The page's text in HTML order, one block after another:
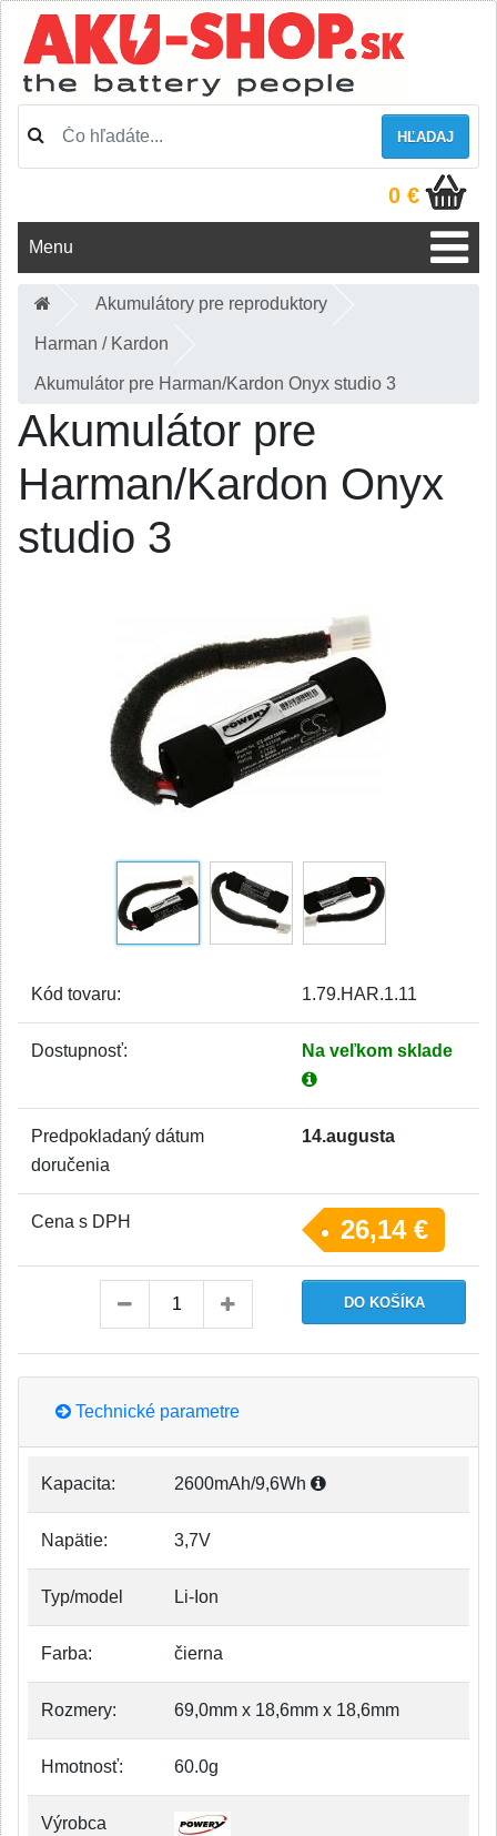
HĽADAJ
0 €
Menu
Akumulátory pre reproduktory
Harman / Kardon
Akumulátor pre Harman/Kardon Onyx studio 3
Akumulátor pre
Harman/Kardon Onyx
studio 3
Kód tovaru: 1.79.HAR.1.11
Dostupnosť: Na veľkom sklade
Predpokladaný dátum
doručenia
14.augusta
Cena s DPH 26,14 €
Technické parametre
Kapacita: 2600mAh/9,6Wh
Napätie: 3,7V
Typ/model Li-Ion
Farba: čierna
Rozmery: 69,0mm x 18,6mm x 18,6mm
Hmotnosť: 60.0g
Výrobca